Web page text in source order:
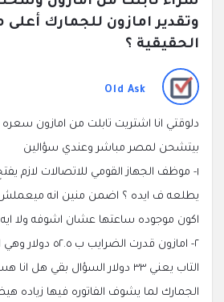
الاحدث
أسئلة
الحقيقية ؟
Old Ask
بيتشحن لمصر مباشر وعندي سؤالين
١- موظف الجهاز القومي للاتصالات لازم
يطلعه ف ايده ؟ اضمن منين انه
اكون موجوده ساعتها عشان اشوفه ولا
التاب يعني ٣٣ دولار السؤال بقي
الجمارك لما يشوف الفاتوره فيها زياده